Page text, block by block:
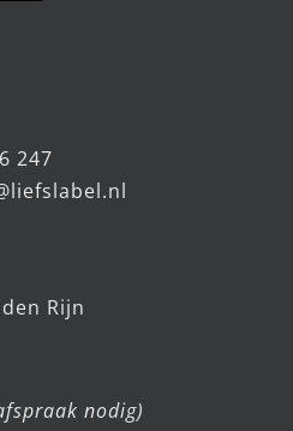
247
Rijn
nodig)